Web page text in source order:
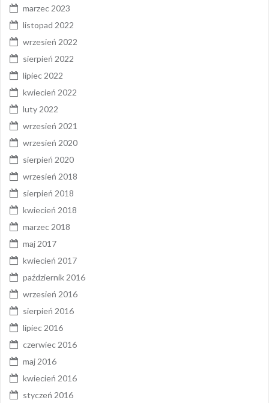
marzec 2023
listopad 2022
wrzesień 2022
sierpień 2022
lipiec 2022
kwiecień 2022
luty 2022
wrzesień 2021
wrzesień 2020
sierpień 2020
wrzesień 2018
sierpień 2018
kwiecień 2018
marzec 2018
maj 2017
kwiecień 2017
październik 2016
wrzesień 2016
sierpień 2016
lipiec 2016
czerwiec 2016
maj 2016
kwiecień 2016
styczeń 2016